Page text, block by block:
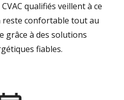
qualifiés veillent à ce
reste confortable tout au
grâce à des solutions
fiables.